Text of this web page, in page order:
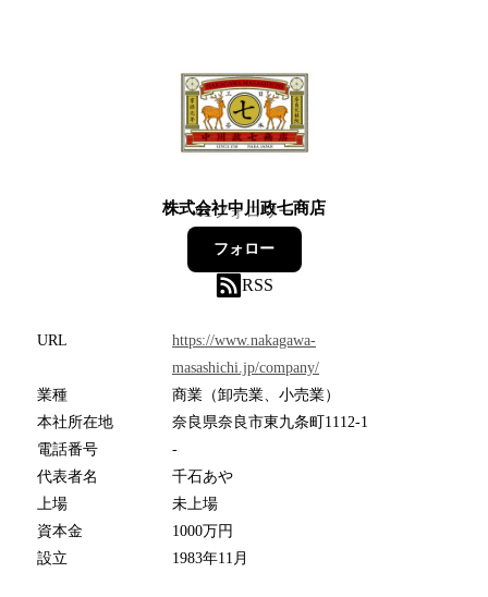
株式会社中川政七商店
41フォロワー
フォロー
RSS
URL
https://www.nakagawa-
masashichi.jp/company/
業種
商業（卸売業、小売業）
本社所在地
奈良県奈良市東九条町1112-1
電話番号
-
代表者名
千石あや
上場
未上場
資本金
1000万円
設立
1983年11月